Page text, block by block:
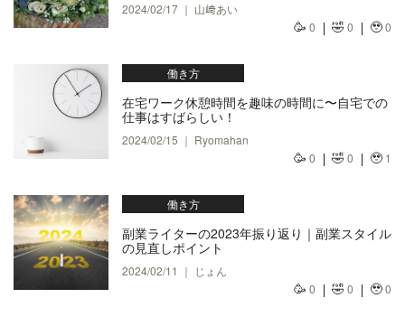
2024/02/17 ｜ 山﨑あい
🥳 0 🤣0 🥹0
働き方
在宅ワーク休憩時間を趣味の時間に〜自宅での
仕事はすばらしい！
2024/02/15 ｜ Ryomahan
🥳 0 🤣0 🥹 1
働き方
副業ライターの2023年振り返り｜副業スタイル
の見直しポイント
2024/02/11 ｜ じょん
🥳 0 🤣0 🥹0